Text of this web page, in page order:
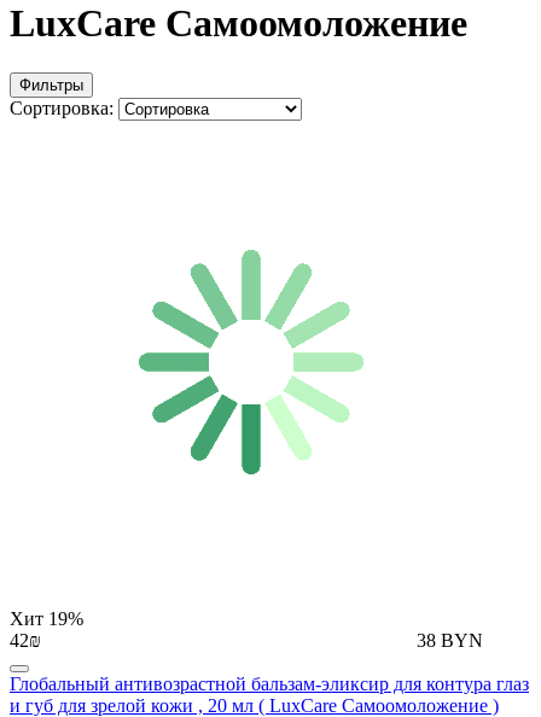
LuxCare Самоомоложение
Фильтры
Сортировка:
Хит 19%
42₪
38 BYN
Глобальный антивозрастной бальзам-эликсир для контура глаз
и губ для зрелой кожи , 20 мл ( LuxCare Самоомоложение )